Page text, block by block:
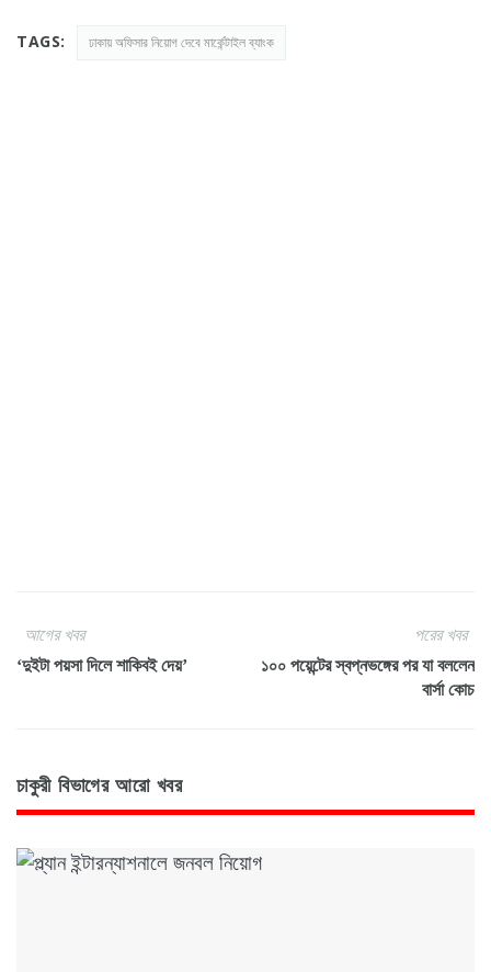
TAGS: ঢাকায় অফিসার নিয়োগ দেবে মার্কেন্টাইল ব্যাংক
আগের খবর
‘দুইটা পয়সা দিলে শাকিবই দেয়’
পরের খবর
১০০ পয়েন্টের স্বপ্নভঙ্গের পর যা বললেন
বার্সা কোচ
চাকুরী বিভাগের আরো খবর